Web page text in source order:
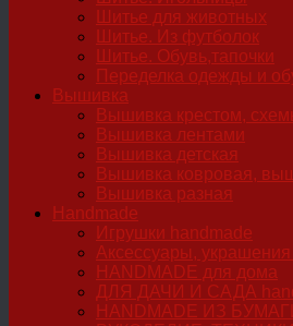
Шитье для животных
Шитье. Из футболок
Шитье. Обувь,тапочки
Переделка одежды и
Вышивка
Вышивка крестом,
Вышивка лентами
Вышивка детская
Вышивка ковровая,
Вышивка разная
Handmade
Игрушки handmade
Аксессуары,
HANDMADE для дома
ДЛЯ ДАЧИ И САДА
HANDMADE ИЗ